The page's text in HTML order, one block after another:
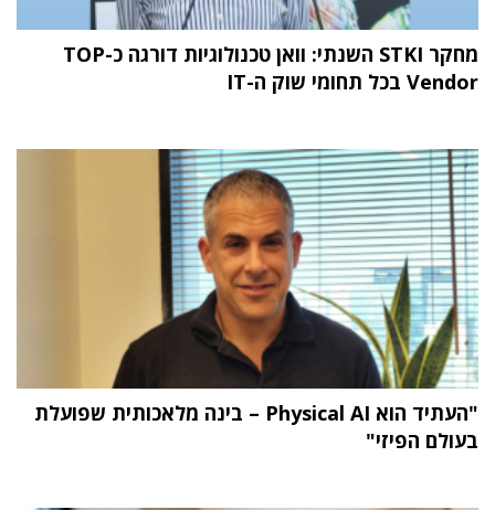
מחקר STKI השנתי: וואן טכנולוגיות דורגה כ-TOP
Vendor בכל תחומי שוק ה-IT
"העתיד הוא Physical AI – בינה מלאכותית שפועלת
בעולם הפיזי"